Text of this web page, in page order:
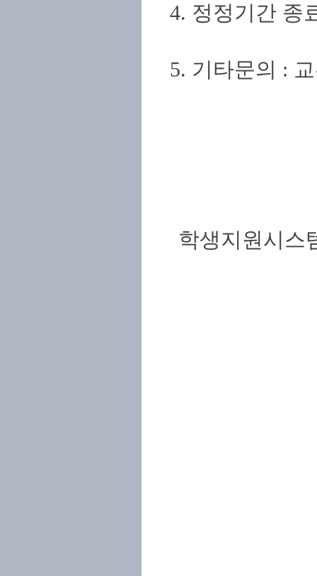
4. 정정기간 종
5. 기타문의 :
학생지원시스